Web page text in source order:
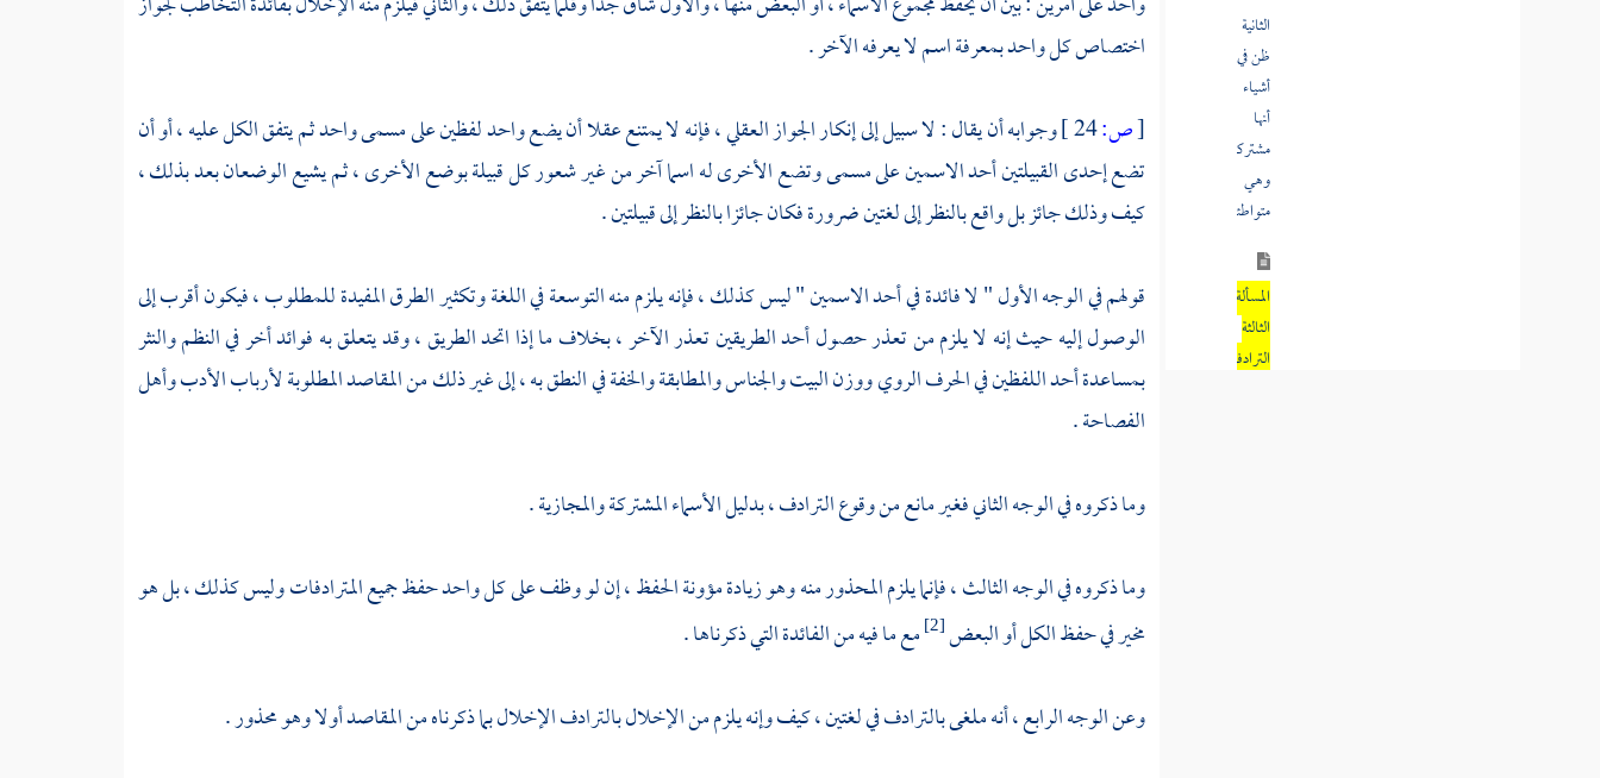
ظن في
أشياء
أنها
مشتركة
وهي
متواطئة
المسألة
الثالثة
الترادف
في اللغة
اختصاص كل واحد بمعرفة اسم لا يعرفه الآخر .
[ص:24 ]
وجوابه أن يقال : لا سبيل إلى إنكار الجواز العقلي ، فإنه لا يمتنع عقلا أن يضع واحد لفظين على مسمى واحد ثم يتفق الكل عليه ، أو أن
تضع إحدى القبيلتين أحد الاسمين على مسمى وتضع الأخرى له اسما آخر من غير شعور كل قبيلة بوضع الأخرى ، ثم يشيع الوضعان بعد بذلك ،
كيف وذلك جائز بل واقع بالنظر إلى لغتين ضرورة فكان جائزا بالنظر إلى قبيلتين .
قولهم في الوجه الأول " لا فائدة في أحد الاسمين " ليس كذلك ، فإنه يلزم منه التوسعة في اللغة وتكثير الطرق المفيدة للمطلوب ، فيكون أقرب إلى
الوصول إليه حيث إنه لا يلزم من تعذر حصول أحد الطريقين تعذر الآخر ، بخلاف ما إذا اتحد الطريق ، وقد يتعلق به فوائد أخر في النظم والنثر
بمساعدة أحد اللفظين في الحرف الروي ووزن البيت والجناس والمطابقة والخفة في النطق به ، إلى غير ذلك من المقاصد المطلوبة لأرباب الأدب وأهل
الفصاحة .
وما ذكروه في الوجه الثاني فغير مانع من وقوع الترادف ، بدليل الأسماء المشتركة والمجازية .
وما ذكروه في الوجه الثالث ، فإنما يلزم المحذور منه وهو زيادة مؤونة الحفظ ، إن لو وظف على كل واحد حفظ جميع المترادفات وليس كذلك ، بل هو
مخير في حفظ الكل أو البعض [2]
مع ما فيه من الفائدة التي ذكرناها .
وعن الوجه الرابع ، أنه ملغى بالترادف في لغتين ، كيف وإنه يلزم من الإخلال بالترادف الإخلال بما ذكرناه من المقاصد أولا وهو محذور .